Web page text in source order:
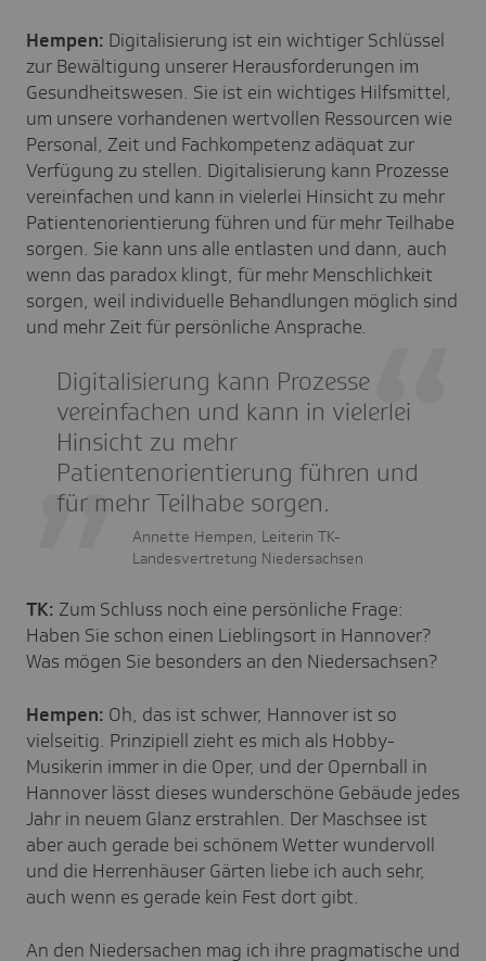
Hempen: Digitalisierung ist ein wichtiger Schlüssel
zur Bewältigung unserer Herausforderungen im
Gesundheitswesen. Sie ist ein wichtiges Hilfsmittel,
um unsere vorhandenen wertvollen Ressourcen wie
Personal, Zeit und Fachkompetenz adäquat zur
Verfügung zu stellen. Digitalisierung kann Prozesse
vereinfachen und kann in vielerlei Hinsicht zu mehr
Patientenorientierung führen und für mehr Teilhabe
sorgen. Sie kann uns alle entlasten und dann, auch
wenn das paradox klingt, für mehr Menschlichkeit
sorgen, weil individuelle Behandlungen möglich sind
und mehr Zeit für persönliche Ansprache.
Digitalisierung kann Prozesse
vereinfachen und kann in vielerlei
Hinsicht zu mehr
Patientenorientierung führen und
für mehr Teilhabe sorgen.
Annette Hempen, Leiterin TK-
Landesvertretung Niedersachsen
TK: Zum Schluss noch eine persönliche Frage:
Haben Sie schon einen Lieblingsort in Hannover?
Was mögen Sie besonders an den Niedersachsen?
Hempen: Oh, das ist schwer, Hannover ist so
vielseitig. Prinzipiell zieht es mich als Hobby-
Musikerin immer in die Oper, und der Opernball in
Hannover lässt dieses wunderschöne Gebäude jedes
Jahr in neuem Glanz erstrahlen. Der Maschsee ist
aber auch gerade bei schönem Wetter wundervoll
und die Herrenhäuser Gärten liebe ich auch sehr,
auch wenn es gerade kein Fest dort gibt.
An den Niedersachen mag ich ihre pragmatische und